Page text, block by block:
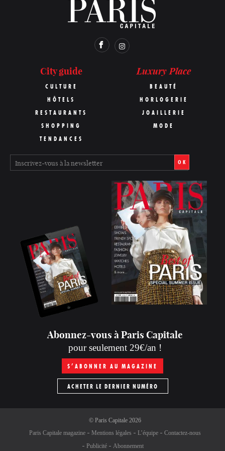
City guide
CULTURE
HÔTELS
RESTAURANTS
SHOPPING
TENDANCES
Luxury Place
BEAUTÉ
HORLOGERIE
JOAILLERIE
MODE
OK
Abonnez-vous à Paris Capitale
pour seulement 29€/an !
S’ABONNER AU MAGAZINE
ACHETER LE DERNIER NUMÉRO
© Paris Capitale2026
Paris Capitale magazine
Mentions légales L’équipe
Contactez-nous
Publicité
Abonnement